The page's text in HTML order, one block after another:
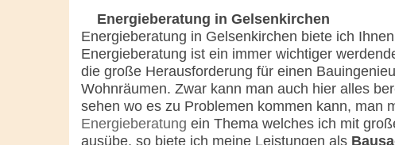
Energieberatung in Gelsenkirchen
Energieberatung in Gelsenkirchen biete ich
Energieberatung ist ein immer wichtiger
die große Herausforderung für einen
Wohnräumen. Zwar kann man auch hier alles
sehen wo es zu Problemen kommen kann, man
Energieberatung ein Thema welches ich mit
ausübe, so biete ich meine Leistungen als